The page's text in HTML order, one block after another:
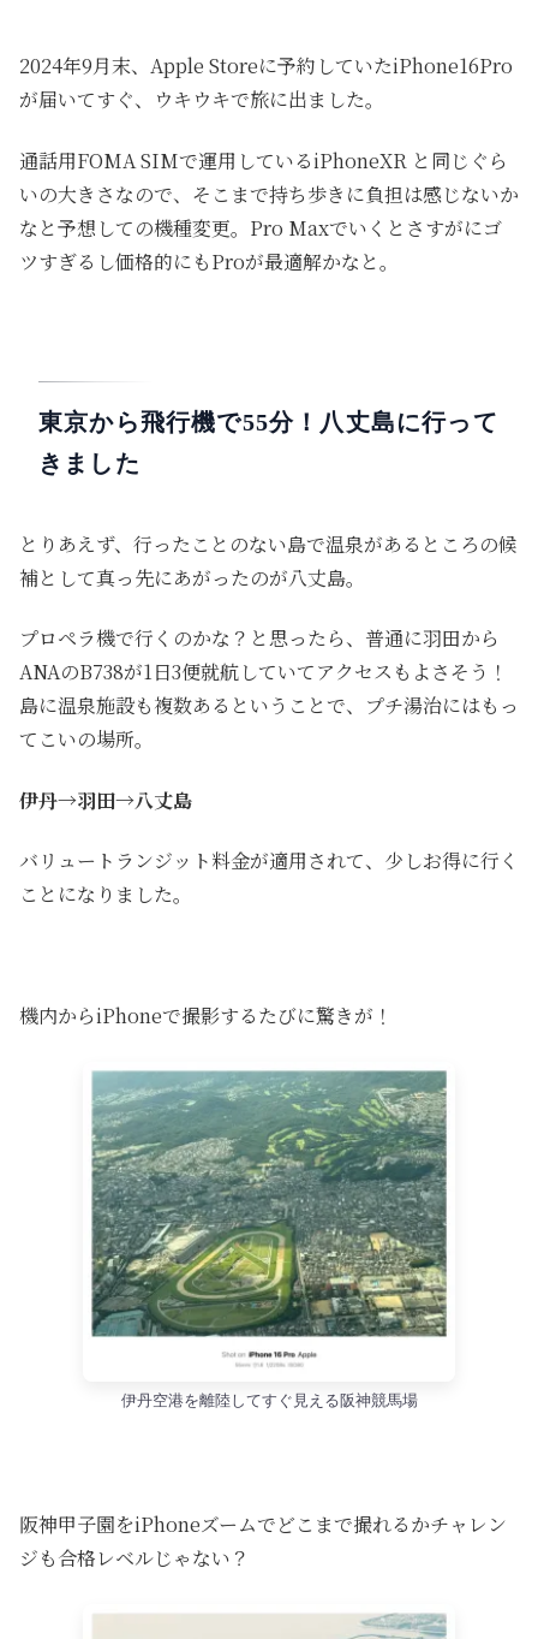
2024年9月末、Apple Storeに予約していたiPhone16Pro
が届いてすぐ、ウキウキで旅に出ました。
通話用FOMA SIMで運用しているiPhoneXR と同じぐら
いの大きさなので、そこまで持ち歩きに負担は感じないか
なと予想しての機種変更。Pro Maxでいくとさすがにゴ
ツすぎるし価格的にもProが最適解かなと。
東京から飛行機で55分！八丈島に行って
きました
とりあえず、行ったことのない島で温泉があるところの候
補として真っ先にあがったのが八丈島。
プロペラ機で行くのかな？と思ったら、普通に羽田から
ANAのB738が1日3便就航していてアクセスもよさそう！
島に温泉施設も複数あるということで、プチ湯治にはもっ
てこいの場所。
伊丹→羽田→八丈島
バリュートランジット料金が適用されて、少しお得に行く
ことになりました。
機内からiPhoneで撮影するたびに驚きが！
伊丹空港を離陸してすぐ見える阪神競馬場
阪神甲子園をiPhoneズームでどこまで撮れるかチャレン
ジも合格レベルじゃない？